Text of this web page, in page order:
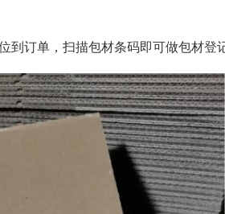
到订单，扫描包材条码即可做包材登